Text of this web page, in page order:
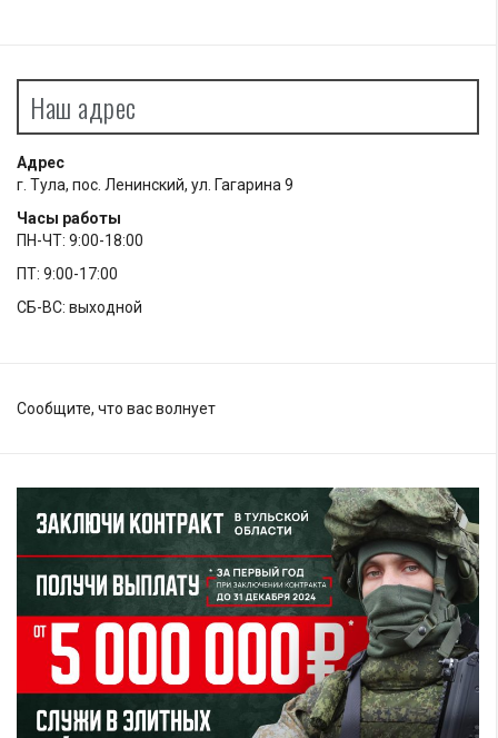
Наш адрес
Адрес
г. Тула, пос. Ленинский, ул. Гагарина 9
Часы работы
ПН-ЧТ: 9:00-18:00
ПТ: 9:00-17:00
СБ-ВС: выходной
Сообщите, что вас волнует